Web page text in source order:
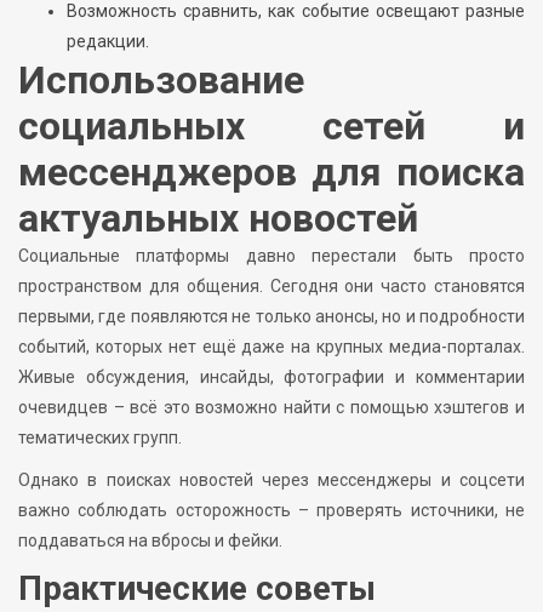
Возможность сравнить, как событие освещают разные
редакции.
Использование
социальных сетей и
мессенджеров для поиска
актуальных новостей
Социальные платформы давно перестали быть просто
пространством для общения. Сегодня они часто становятся
первыми, где появляются не только анонсы, но и подробности
событий, которых нет ещё даже на крупных медиа-порталах.
Живые обсуждения, инсайды, фотографии и комментарии
очевидцев – всё это возможно найти с помощью хэштегов и
тематических групп.
Однако в поисках новостей через мессенджеры и соцсети
важно соблюдать осторожность – проверять источники, не
поддаваться на вбросы и фейки.
Практические советы